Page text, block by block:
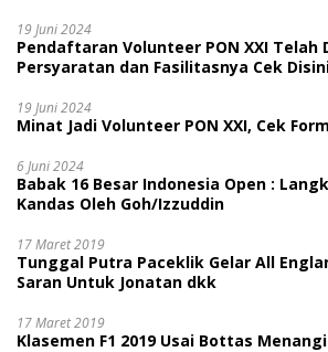
19 Juni 2024
Pendaftaran Volunteer PON XXI Telah
Persyaratan dan Fasilitasnya Cek
19 Juni 2024
Minat Jadi Volunteer PON XXI, Cek
6 Juni 2024
Babak 16 Besar Indonesia Open :
Kandas Oleh Goh/Izzuddin
17 Maret 2019
Tunggal Putra Paceklik Gelar All
Saran Untuk Jonatan dkk
17 Maret 2019
Klasemen F1 2019 Usai Bottas